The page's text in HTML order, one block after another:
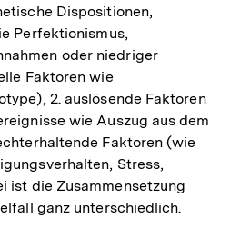
der
Fußnote
Dispositionen,
Perfektionismus,
oder niedriger
Faktoren wie
2. auslösende Faktoren
wie Auszug aus dem
Faktoren (wie
Stress,
ist die Zusammensetzung
ganz unterschiedlich.